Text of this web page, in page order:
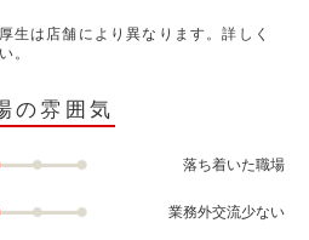
生は店舗により異なります。詳しく
。
の雰囲気
落ち着いた職場
業務外交流少ない